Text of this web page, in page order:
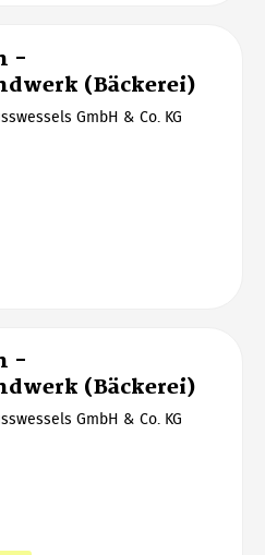
-
(Bäckerei)
GmbH & Co. KG
-
(Bäckerei)
GmbH & Co. KG